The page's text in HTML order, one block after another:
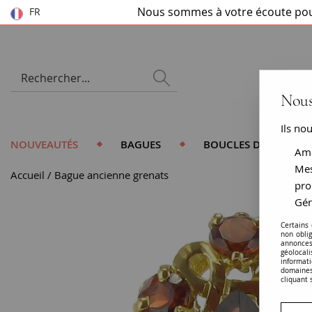
FR Nous sommes à votre écoute
NOUVEAUTÉS BAGUES BOUCLES D'OREILLES
Accueil Bague ancienne grenats
Ils
Certains
non
cliquant